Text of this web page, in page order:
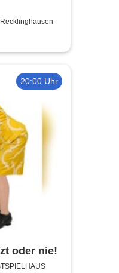
20:00 Uhr
oder nie!